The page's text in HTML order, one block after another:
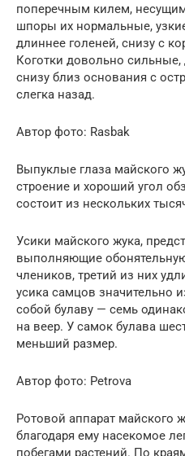
поперечным килем,
шпоры их нормальные,
длиннее голеней, снизу с
Коготки довольно сильные,
снизу близ основания с
слегка назад.
Автор фото: Rasbak
Выпуклые глаза майского
строение и хороший угол
состоит из нескольких
Усики майского жука,
выполняющие
члеников, третий из них
усика самцов значительно
собой булаву — семь
на веер. У самок булава
меньший размер.
Автор фото: Petrova
Ротовой аппарат майского
благодаря ему насекомое
побегами растений. По